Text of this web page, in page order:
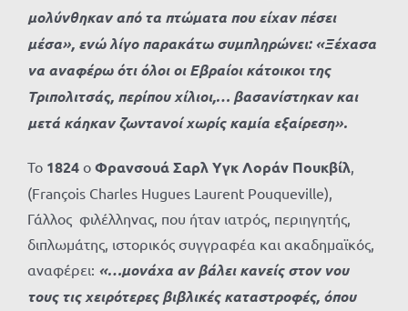
μολύνθηκαν από τα πτώματα που είχαν πέσει
μέσα», ενώ λίγο παρακάτω συμπληρώνει: «Ξέχασα
να αναφέρω ότι όλοι οι Εβραίοι κάτοικοι της
Τριπολιτσάς, περίπου χίλιοι,… βασανίστηκαν και
μετά κάηκαν ζωντανοί χωρίς καμία εξαίρεση».
Το 1824 ο Φρανσουά Σαρλ Υγκ Λοράν Πουκβίλ,
(François Charles Hugues Laurent Pouqueville),
Γάλλος φιλέλληνας, που ήταν ιατρός, περιηγητής,
διπλωμάτης, ιστορικός συγγραφέα και ακαδημαϊκός,
αναφέρει: «…μονάχα αν βάλει κανείς στον νου
τους τις χειρότερες βιβλικές καταστροφές, όπου